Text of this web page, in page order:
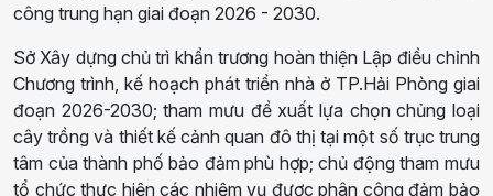
công trung hạn giai đoạn 2026 - 2030.
Sở Xây dựng chủ trì khẩn trương hoàn thiện Lập điều chỉnh
Chương trình, kế hoạch phát triển nhà ở TP.Hải Phòng giai
đoạn 2026-2030; tham mưu đề xuất lựa chọn chủng loại
cây trồng và thiết kế cảnh quan đô thị tại một số trục trung
tâm của thành phố bảo đảm phù hợp; chủ động tham mưu
tổ chức thực hiện các nhiệm vụ được phân công đảm bảo